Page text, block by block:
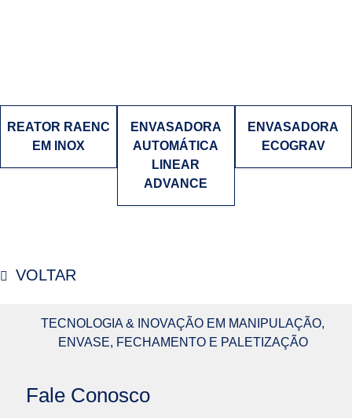
REATOR RAENC
EM INOX
ENVASADORA
AUTOMÁTICA
LINEAR
ADVANCE
ENVASADORA
ECOGRAV
VOLTAR
TECNOLOGIA & INOVAÇÃO EM MANIPULAÇÃO,
ENVASE, FECHAMENTO E PALETIZAÇÃO
Fale Conosco